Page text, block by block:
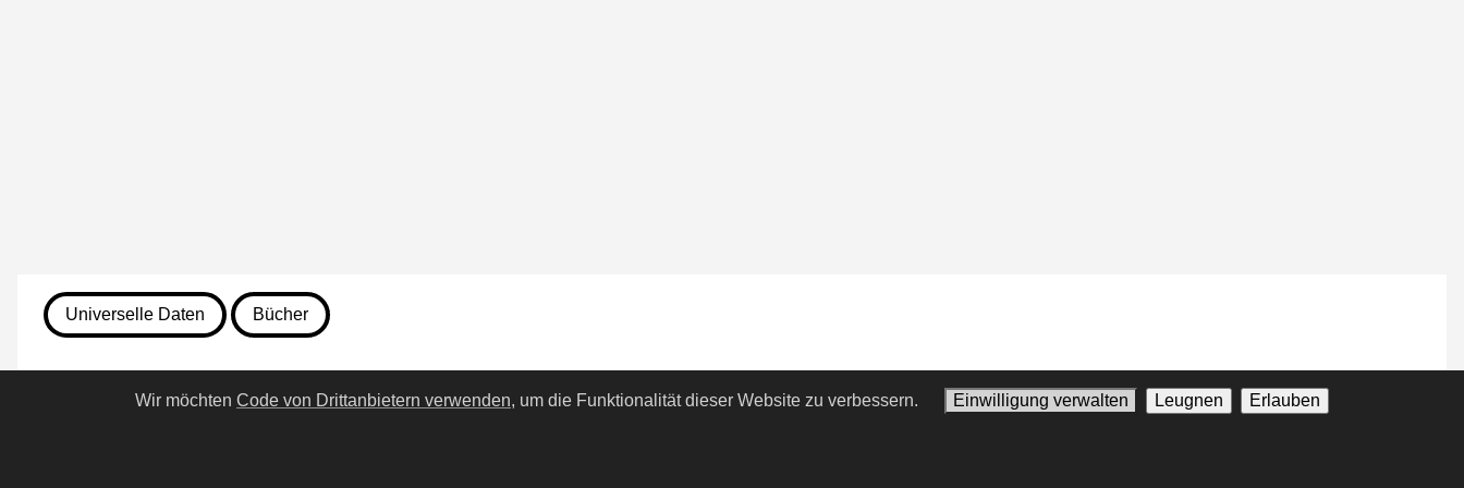
Universelle Daten Bücher
7. August 2026
Wir möchten Code von Drittanbietern verwenden, um die Funktionalität dieser Website zu verbessern. Einwilligung verwalten Leugnen Erlauben